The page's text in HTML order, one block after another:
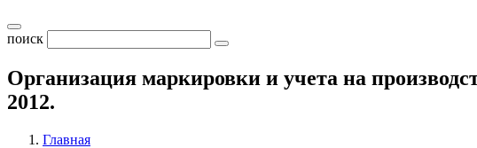
поиск
Организация маркировки и учета на
2012.
Главная